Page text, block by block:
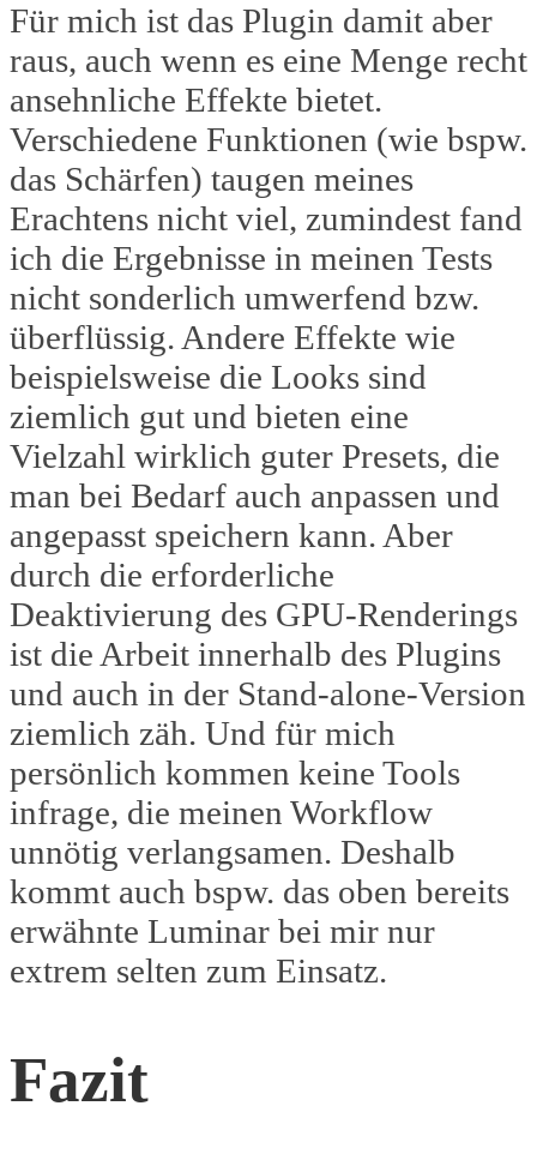
Für mich ist das Plugin damit aber
raus, auch wenn es eine Menge recht
ansehnliche Effekte bietet.
Verschiedene Funktionen (wie bspw.
das Schärfen) taugen meines
Erachtens nicht viel, zumindest fand
ich die Ergebnisse in meinen Tests
nicht sonderlich umwerfend bzw.
überflüssig. Andere Effekte wie
beispielsweise die Looks sind
ziemlich gut und bieten eine
Vielzahl wirklich guter Presets, die
man bei Bedarf auch anpassen und
angepasst speichern kann. Aber
durch die erforderliche
Deaktivierung des GPU-Renderings
ist die Arbeit innerhalb des Plugins
und auch in der Stand-alone-Version
ziemlich zäh. Und für mich
persönlich kommen keine Tools
infrage, die meinen Workflow
unnötig verlangsamen. Deshalb
kommt auch bspw. das oben bereits
erwähnte Luminar bei mir nur
extrem selten zum Einsatz.
Fazit